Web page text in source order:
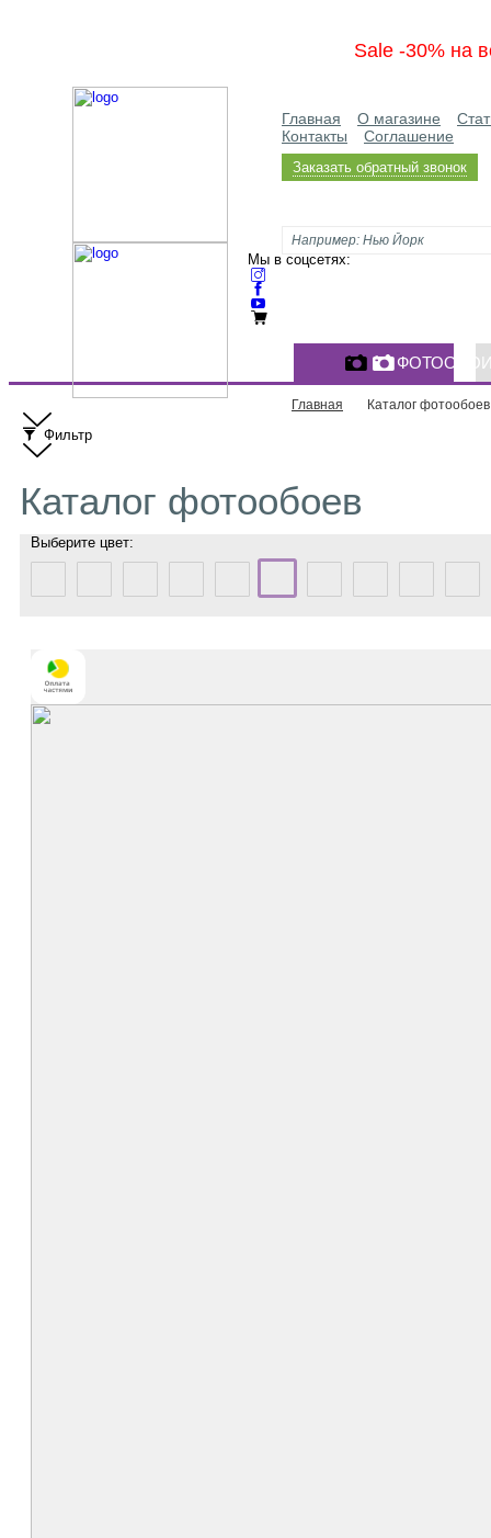
Sale -30% на
Главная О магазине
Контакты
Соглашение
Заказать обратный звонок
Мы в соцсетях:
Главная Каталог фотообоев
Фильтр
Каталог фотообоев
Выберите цвет: